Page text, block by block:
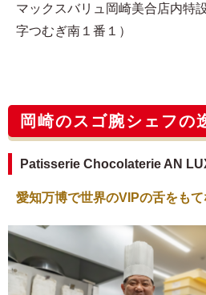
マックスバリュ岡崎美合店内特
字つむぎ南１番１）
岡崎のスゴ腕シェフの
Patisserie Chocolaterie AN
愛知万博で世界のVIPの舌をも